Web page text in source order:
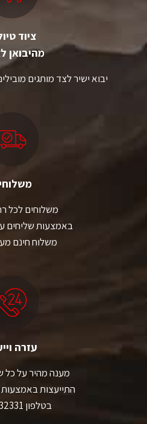
ציוד
מהיבואן
יבוא ישיר לצד מותגים
משלוחים לכל
באמצעות שליחים
משלוח חינם מעל
עזרה
מענה מהיר על כל
התייעצות
בטלפון 04-8332331.